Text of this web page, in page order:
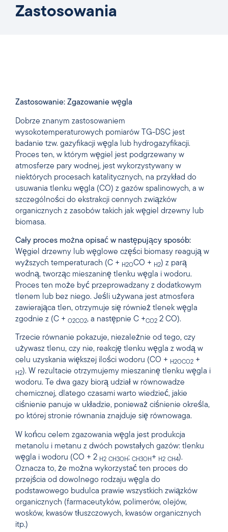
Zastosowania
Zastosowanie: Zgazowanie węgla
Dobrze znanym zastosowaniem
wysokotemperaturowych pomiarów TG-DSC jest
badanie tzw. gazyfikacji węgla lub hydrogazyfikacji.
Proces ten, w którym węgiel jest podgrzewany w
atmosferze pary wodnej, jest wykorzystywany w
niektórych procesach katalitycznych, na przykład do
usuwania tlenku węgla (CO) z gazów spalinowych, a w
szczególności do ekstrakcji cennych związków
organicznych z zasobów takich jak węgiel drzewny lub
biomasa.
Cały proces można opisać w następujący sposób:
Węgiel drzewny lub węglowe części biomasy reagują w
wyższych temperaturach (C + H2OCO + H2) z parą
wodną, tworząc mieszaninę tlenku węgla i wodoru.
Proces ten może być przeprowadzany z dodatkowym
tlenem lub bez niego. Jeśli używana jest atmosfera
zawierająca tlen, otrzymuje się również tlenek węgla
zgodnie z (C + O2CO2, a następnie C +CO2 2 CO).
Trzecie równanie pokazuje, niezależnie od tego, czy
używasz tlenu, czy nie, reakcję tlenku węgla z wodą w
celu uzyskania większej ilości wodoru (CO + H2OCO2 +
H2). W rezultacie otrzymujemy mieszaninę tlenku węgla i
wodoru. Te dwa gazy biorą udział w równowadze
chemicznej, dlatego czasami warto wiedzieć, jakie
ciśnienie panuje w układzie, ponieważ ciśnienie określa,
po której stronie równania znajduje się równowaga.
W końcu celem zgazowania węgla jest produkcja
metanolu i metanu z dwóch powstałych gazów: tlenku
węgla i wodoru (CO + 2 H2 CH3OH; CH3OH+ H2 CH4).
Oznacza to, że można wykorzystać ten proces do
przejścia od dowolnego rodzaju węgla do
podstawowego budulca prawie wszystkich związków
organicznych (farmaceutyków, polimerów, olejów,
wosków, kwasów tłuszczowych, kwasów organicznych
itp.)